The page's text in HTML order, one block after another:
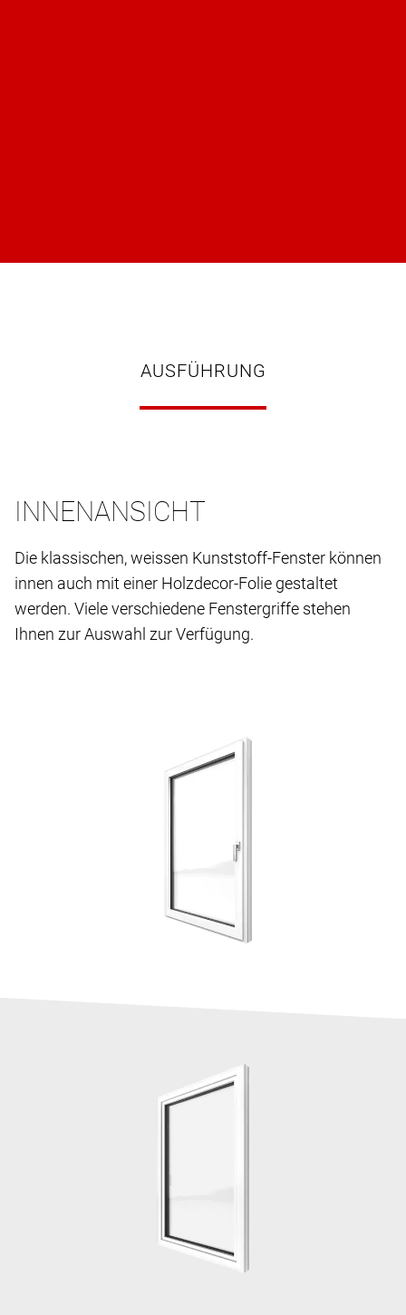
AUSFÜHRUNG
INNENANSICHT
Die klassischen, weissen Kunststoff-Fenster können
innen auch mit einer Holzdecor-Folie gestaltet
werden. Viele verschiedene Fenstergriffe stehen
Ihnen zur Auswahl zur Verfügung.